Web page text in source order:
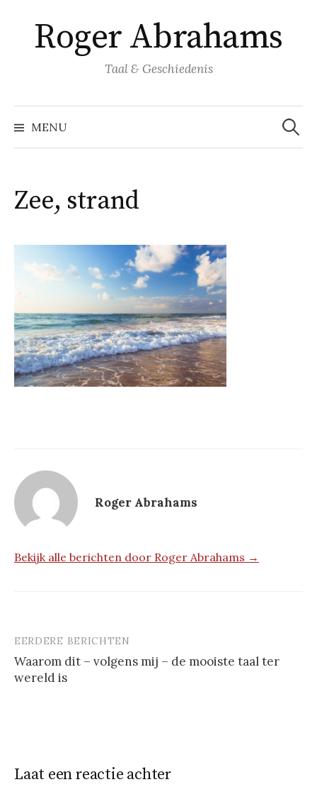
inhoud
springen
Roger Abrahams
Taal & Geschiedenis
MENU
Zoeken
naar:
Zee, strand
Roger Abrahams
Bekijk alle berichten door Roger Abrahams →
Berichtnavigatie
EERDERE BERICHTEN
Waarom dit – volgens mij – de mooiste taal ter
wereld is
Laat een reactie achter